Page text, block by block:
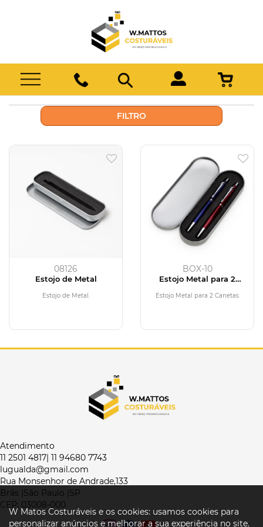
FILTRO
08126
Estojo de Metal
Estojo de Metal.
BOX-10
Estojo Metal para 2
Estojo Metal para 2 Canetas
Atendimento
11 2501 4817| 11 94680 7743
lugualda@gmail.com
Rua Monsenhor de Andrade,133
Brás |São Paulo |SP
CEP: 03008-000
W Matos Costuráveis e os cookies: usamos cookies para
personalizar anúncios e melhorar a sua experiência no site.